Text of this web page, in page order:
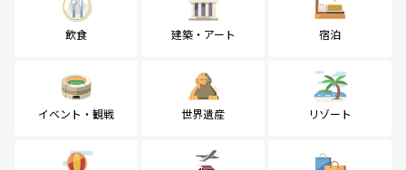
飲食 建築・アート 宿泊
イベント・観戦 世界遺産 リゾート